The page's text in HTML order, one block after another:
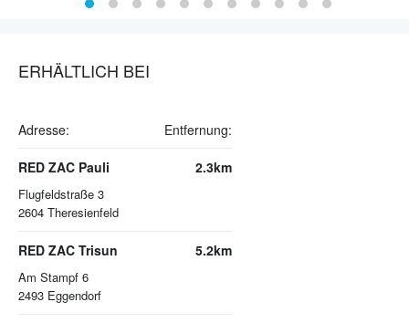
ERHÄLTLICH BEI
Adresse: Entfernung:
RED ZAC Pauli
Flugfeldstraße 3
2604 Theresienfeld
2.3km
RED ZAC Trisun
Am Stampf 6
2493 Eggendorf
5.2km